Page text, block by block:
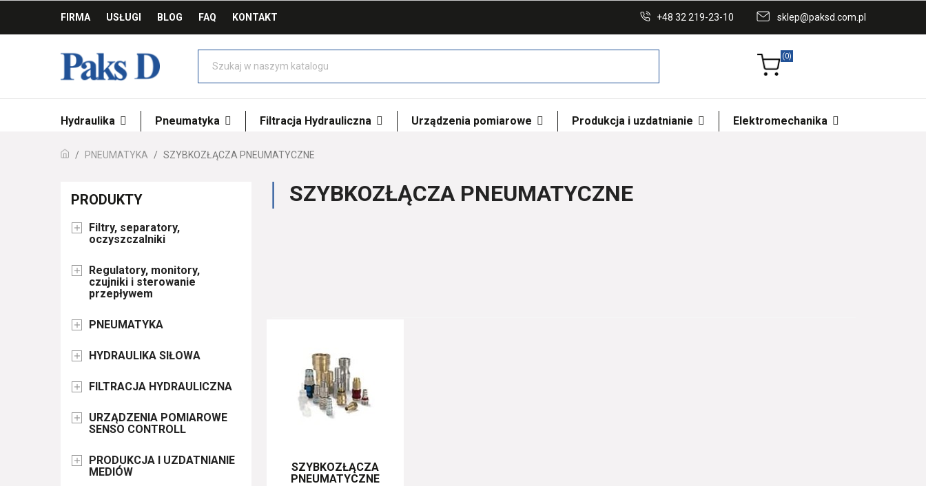
FIRMA USŁUGI BLOG FAQ KONTAKT +48 32 219-23-10 sklep@paksd.com.pl
(0)
Hydraulika Pneumatyka Filtracja Hydrauliczna Urządzenia pomiarowe Produkcja i uzdatnianie Elektromechanika
PNEUMATYKA SZYBKOZŁĄCZA PNEUMATYCZNE
PRODUKTY
Filtry, separatory,
oczyszczalniki

Regulatory, monitory,
czujniki i sterowanie
przepływem

PNEUMATYKA

HYDRAULIKA SIŁOWA

FILTRACJA HYDRAULICZNA

URZĄDZENIA POMIAROWE
SENSO CONTROLL

PRODUKCJA I UZDATNIANIE
MEDIÓW

SZYBKOZŁĄCZA PNEUMATYCZNE
SZYBKOZŁĄCZA
PNEUMATYCZNE